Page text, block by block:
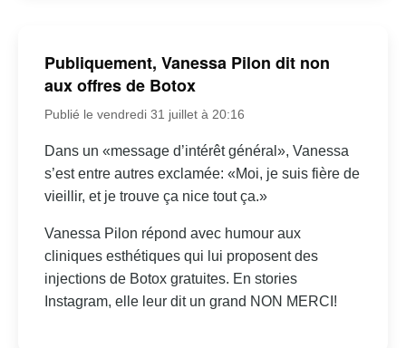
Publiquement, Vanessa Pilon dit non
aux offres de Botox
Publié le vendredi 31 juillet à 20:16
Dans un «message d’intérêt général», Vanessa
s’est entre autres exclamée: «Moi, je suis fière de
vieillir, et je trouve ça nice tout ça.»
Vanessa Pilon répond avec humour aux
cliniques esthétiques qui lui proposent des
injections de Botox gratuites. En stories
Instagram, elle leur dit un grand NON MERCI!